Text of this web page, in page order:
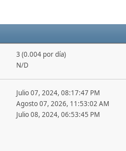
3 (0.004 por día)
N/D
Julio 07, 2024, 08:17:47 PM
Agosto 07, 2026, 11:53:02 AM
Julio 08, 2024, 06:53:45 PM